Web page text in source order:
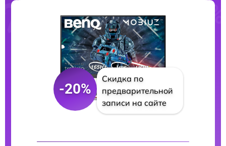
-20%
Скидка по
предварительной
записи на сайте